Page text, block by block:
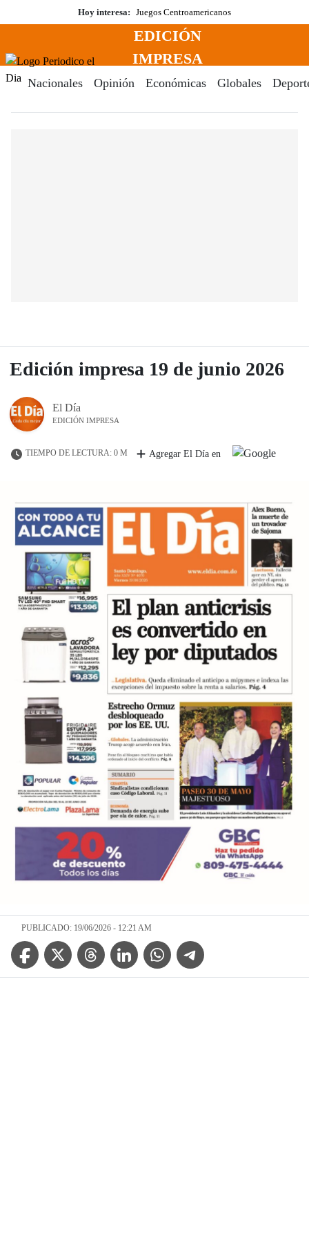
al
Hoy interesa: Juegos Centroamericanos
Menú Periodico El Dia Digital
EDICIÓN
IMPRESA
Nacionales Opinión Económicas Globales
Edición impresa 19 de junio 2026
El Día
EDICIÓN IMPRESA
TIEMPO DE LECTURA: 0 M Agregar El Día en
PUBLICADO: 19/06/2026 - 12:21 AM
Facebook IconTwitter IconThreads IconLinkedin IconWhatsApp IconTelegram Icon